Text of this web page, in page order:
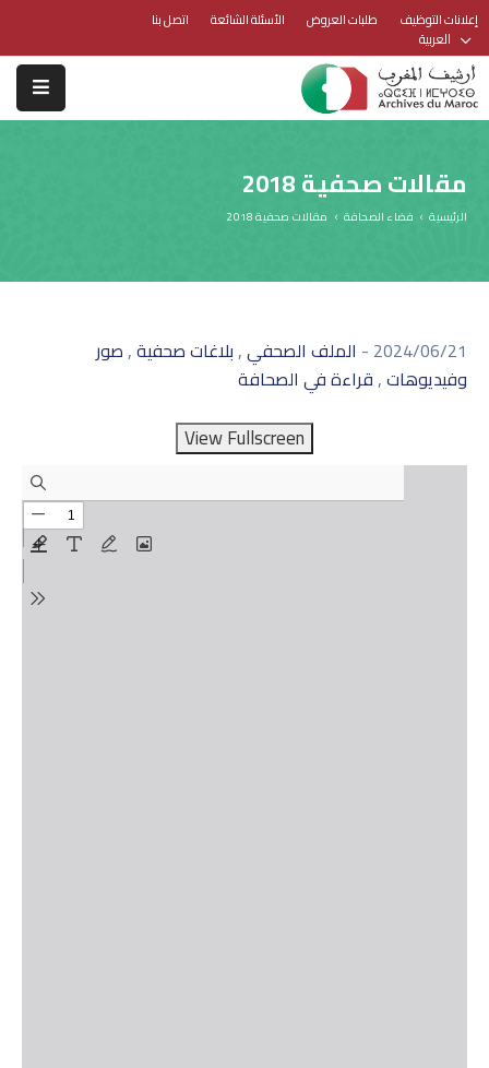
إعلانات التوظيف طلبات العروض الأسئلة الشائعة اتصل بنا
العربية
مقالات صحفية 2018
الرئيسية فضاء الصحافة مقالات صحفية 2018
2024/06/21
- الملف الصحفي,بلاغات صحفية,صور
وفيديوهات,قراءة في الصحافة
View Fullscreen